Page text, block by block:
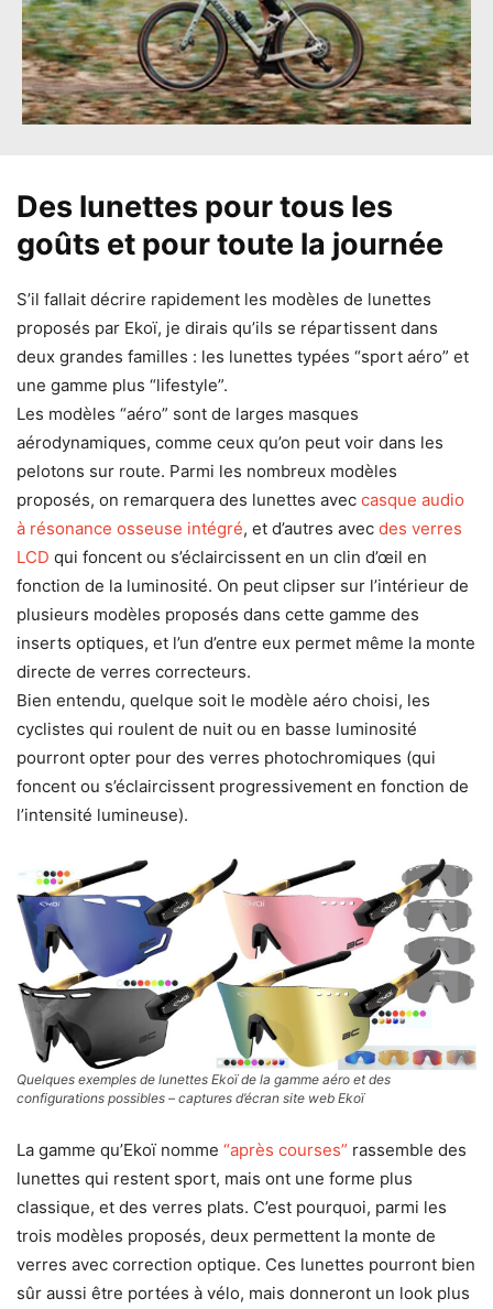
Des lunettes pour tous les
goûts et pour toute la journée
S’il fallait décrire rapidement les modèles de lunettes
proposés par Ekoï, je dirais qu’ils se répartissent dans
deux grandes familles : les lunettes typées “sport aéro” et
une gamme plus “lifestyle”.
Les modèles “aéro” sont de larges masques
aérodynamiques, comme ceux qu’on peut voir dans les
pelotons sur route. Parmi les nombreux modèles
proposés, on remarquera des lunettes avec casque audio
à résonance osseuse intégré, et d’autres avec des verres
LCD qui foncent ou s’éclaircissent en un clin d’œil en
fonction de la luminosité. On peut clipser sur l’intérieur de
plusieurs modèles proposés dans cette gamme des
inserts optiques, et l’un d’entre eux permet même la monte
directe de verres correcteurs.
Bien entendu, quelque soit le modèle aéro choisi, les
cyclistes qui roulent de nuit ou en basse luminosité
pourront opter pour des verres photochromiques (qui
foncent ou s’éclaircissent progressivement en fonction de
l’intensité lumineuse).
Quelques exemples de lunettes Ekoï de la gamme aéro et des
configurations possibles – captures d’écran site web Ekoï
La gamme qu’Ekoï nomme “après courses” rassemble des
lunettes qui restent sport, mais ont une forme plus
classique, et des verres plats. C’est pourquoi, parmi les
trois modèles proposés, deux permettent la monte de
verres avec correction optique. Ces lunettes pourront bien
sûr aussi être portées à vélo, mais donneront un look plus